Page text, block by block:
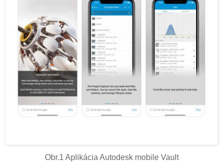
Obr.1 Aplikácia Autodesk mobile Vault